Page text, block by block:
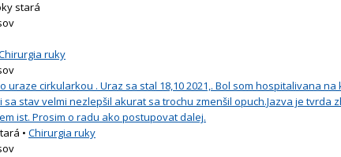
stará
ruky
cirkularkou . Uraz sa stal 18,10 2021,. Bol som hospitalivana
stav velmi nezlepšil akurat sa trochu zmenšil opuch.Jazva je
ist. Prosim o radu ako postupovat dalej.
• Chirurgia ruky